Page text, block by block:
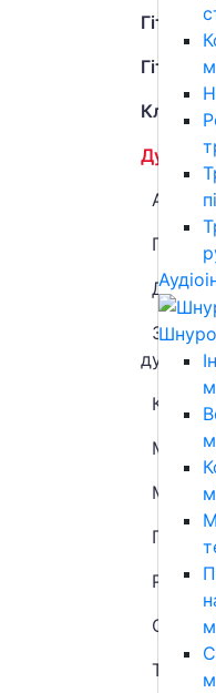
Гітарне
Гітарні
Духові
Губні
Засоби
Кейси
Мідні
Піаніки
Ремені
Стійки